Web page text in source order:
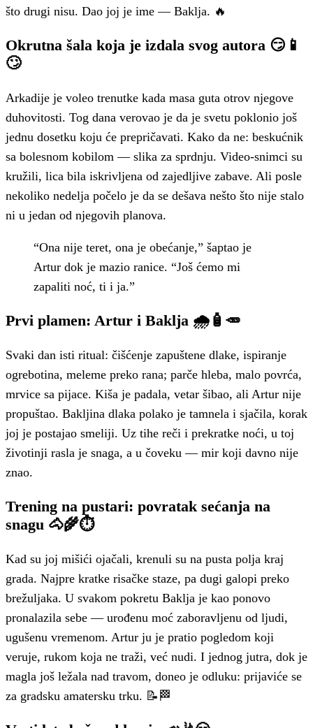
što drugi nisu. Dao joj je ime — Baklja. 🔥
Okrutna šala koja je izdala svog autora 😏📱
🙄
Arkadije je voleo trenutke kada masa guta otrov njegove
duhovitosti. Tog dana verovao je da je svetu poklonio još
jednu dosetku koju će prepričavati. Kako da ne: beskućnik
sa bolesnom kobilom — slika za sprdnju. Video-snimci su
kružili, lica bila iskrivljena od zajedljive zabave. Ali posle
nekoliko nedelja počelo je da se dešava nešto što nije stalo
ni u jedan od njegovih planova.
“Ona nije teret, ona je obećanje,” šaptao je
Artur dok je mazio ranice. “Još ćemo mi
zapaliti noć, ti i ja.”
Prvi plamen: Artur i Baklja 🌧️🧴🥕
Svaki dan isti ritual: čišćenje zapuštene dlake, ispiranje
ogrebotina, meleme preko rana; parče hleba, malo povrća,
mrvice sa pijace. Kiša je padala, vetar šibao, ali Artur nije
propuštao. Bakljina dlaka polako je tamnela i sjačila, korak
joj je postajao smeliji. Uz tihe reči i prekratke noći, u toj
životinji rasla je snaga, a u čoveku — mir koji davno nije
znao.
Trening na pustari: povratak sećanja na
snagu 🐴🌾⏱️
Kad su joj mišići ojačali, krenuli su na pusta polja kraj
grada. Najpre kratke risačke staze, pa dugi galopi preko
brežuljaka. U svakom pokretu Baklja je kao ponovo
pronalazila sebe — urođenu moć zaboravljenu od ljudi,
ugušenu vremenom. Artur ju je pratio pogledom koji
veruje, rukom koja ne traži, već nudi. I jednog jutra, dok je
magla još ležala nad travom, doneo je odluku: prijaviće se
za gradsku amatersku trku. 📝🏁